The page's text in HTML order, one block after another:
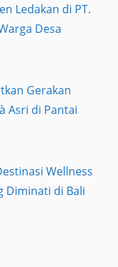
Ledakan di PT.
Desa
Gerakan
Asri di Pantai
Wellness
Diminati di Bali